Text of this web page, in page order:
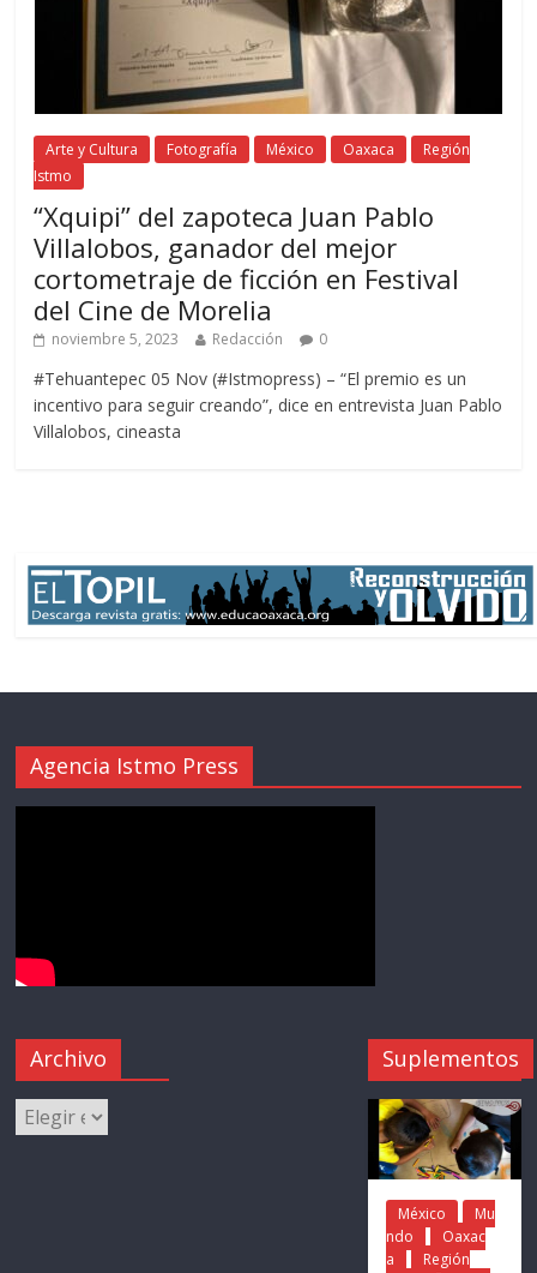
Arte y Cultura Fotografía México Oaxaca
Región
Istmo
“Xquipi” del zapoteca Juan Pablo
Villalobos, ganador del mejor
cortometraje de ficción en Festival
del Cine de Morelia
noviembre 5, 2023 Redacción 0
#Tehuantepec 05 Nov (#Istmopress) – “El premio es un
incentivo para seguir creando”, dice en entrevista Juan Pablo
Villalobos, cineasta
Agencia Istmo Press
Archivo Suplementos
México
Mu
ndo
Oaxac
a
Región